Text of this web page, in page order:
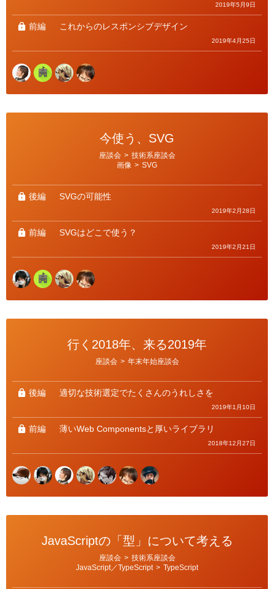
2019年5月9日
前編 これからのレスポンシブデザイン
2019年4月25日
今使う、SVG
ー
座談会 > 技術系座談会
画像 > SVG
後編 SVGの可能性
2019年2月28日
前編 SVGはどこで使う？
2019年2月21日
行く2018年、来る2019年
リ
ー
座談会 > 年末年始座談会
後編 適切な技術選定でたくさんのうれしさを
2019年1月10日
前編 薄いWeb Componentsと厚いライブラリ
2018年12月27日
JavaScriptの「型」について考える
ー
座談会 > 技術系座談会
JavaScript／TypeScript > TypeScript